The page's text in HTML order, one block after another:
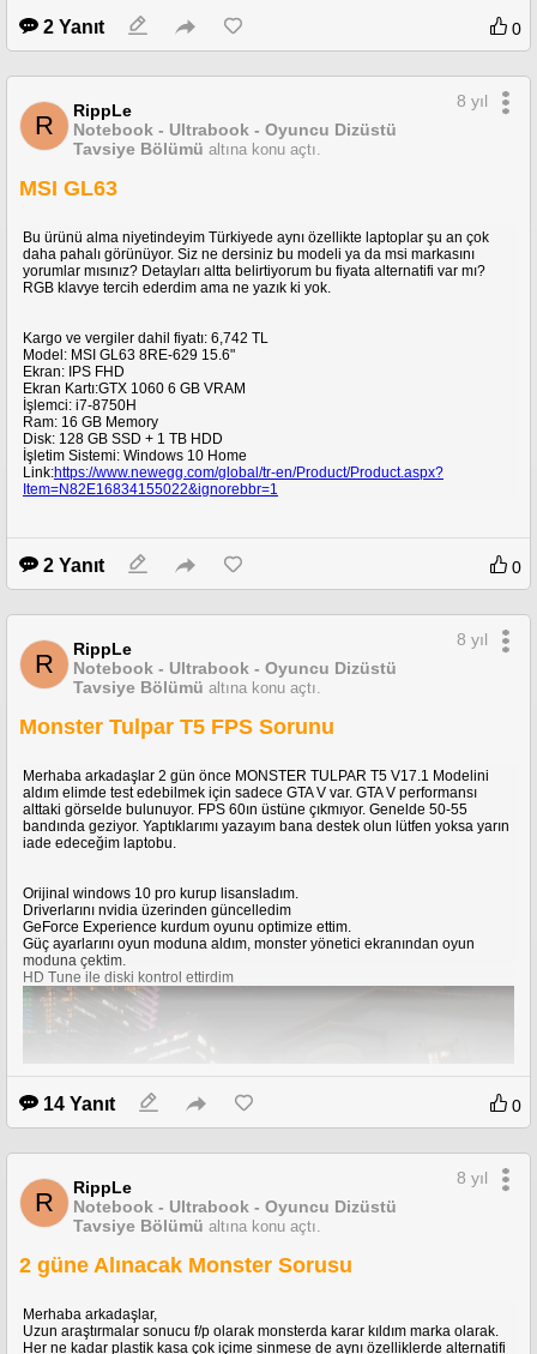
2 Yanıt 0
R
RippLe
Notebook - Ultrabook - Oyuncu Dizüstü
Tavsiye Bölümü altına konu açtı.
8 yıl
MSI GL63
Bu ürünü alma niyetindeyim Türkiyede aynı özellikte laptoplar şu an çok
daha pahalı görünüyor. Siz ne dersiniz bu modeli ya da msi markasını
yorumlar mısınız? Detayları altta belirtiyorum bu fiyata alternatifi var mı?
RGB klavye tercih ederdim ama ne yazık ki yok.
Kargo ve vergiler dahil fiyatı: 6,742 TL
Model: MSI GL63 8RE-629 15.6"
Ekran: IPS FHD
Ekran Kartı:GTX 1060 6 GB VRAM
İşlemci: i7-8750H
Ram: 16 GB Memory
Disk: 128 GB SSD + 1 TB HDD
İşletim Sistemi: Windows 10 Home
Link:https://www.newegg.com/global/tr-en/Product/Product.aspx?
Item=N82E16834155022&ignorebbr=1
2 Yanıt 0
R
RippLe
Notebook - Ultrabook - Oyuncu Dizüstü
Tavsiye Bölümü altına konu açtı.
8 yıl
Monster Tulpar T5 FPS Sorunu
Merhaba arkadaşlar 2 gün önce MONSTER TULPAR T5 V17.1 Modelini
aldım elimde test edebilmek için sadece GTA V var. GTA V performansı
alttaki görselde bulunuyor. FPS 60ın üstüne çıkmıyor. Genelde 50-55
bandında geziyor. Yaptıklarımı yazayım bana destek olun lütfen yoksa yarın
iade edeceğim laptobu.
Orijinal windows 10 pro kurup lisansladım.
Driverlarını nvidia üzerinden güncelledim
GeForce Experience kurdum oyunu optimize ettim.
Güç ayarlarını oyun moduna aldım, monster yönetici ekranından oyun
moduna çektim.
HD Tune ile diski kontrol ettirdim
İnceleme videolarında 90 FPS gören kart bende 45-50-55 görüyor.
Özellikleri;
14 Yanıt 0
R
RippLe
Notebook - Ultrabook - Oyuncu Dizüstü
Tavsiye Bölümü altına konu açtı.
8 yıl
2 güne Alınacak Monster Sorusu
Merhaba arkadaşlar,
Uzun araştırmalar sonucu f/p olarak monsterda karar kıldım marka olarak.
Her ne kadar plastik kasa çok içime sinmese de aynı özelliklerde alternatifi